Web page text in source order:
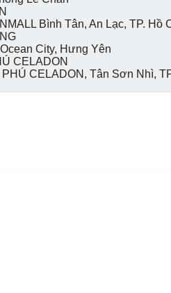
Bình Tân, An Lạc, TP. Hồ
City, Hưng Yên
CELADON
CELADON, Tân Sơn Nhì,